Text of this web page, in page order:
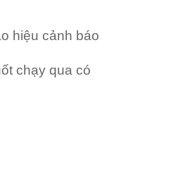
hiệu cảnh báo
chạy qua có